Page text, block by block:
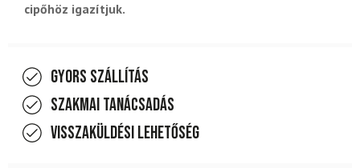
cipőhöz igazítjuk.
Gyors szállítás
Szakmai tanácsadás
Visszaküldési lehetőség